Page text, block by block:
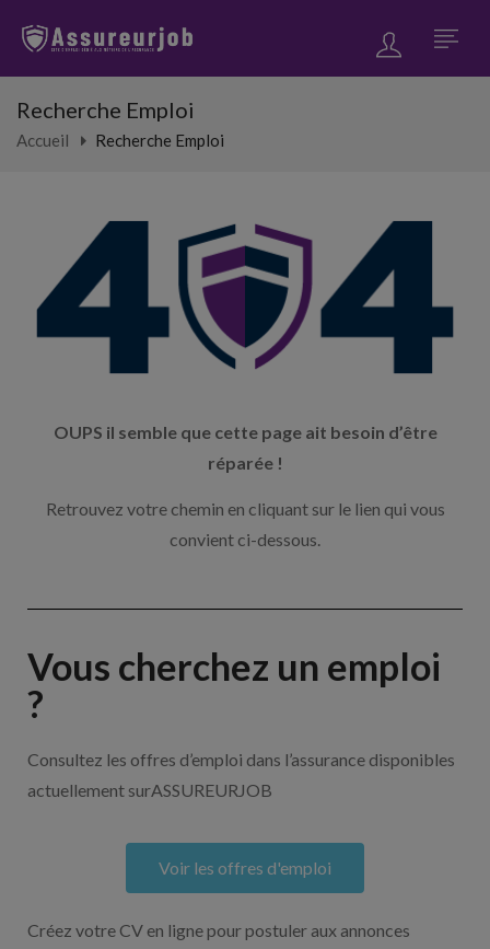
Recherche Emploi
Accueil Recherche Emploi
OUPS il semble que cette page ait besoin d’être
réparée !
Retrouvez votre chemin en cliquant sur le lien qui vous
convient ci-dessous.
Vous cherchez un emploi
?
Consultez les offres d’emploi dans l’assurance disponibles
actuellement surASSUREURJOB
Voir les offres d'emploi
Créez votre CV en ligne pour postuler aux annonces